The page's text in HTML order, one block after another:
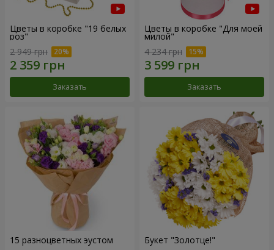
Цветы в коробке "19 белых
роз"
2 949 грн
Заказать
Цветы в коробке "Для моей
милой"
4 234 грн
Заказать
15 разноцветных эустом Букет "Золотце!"